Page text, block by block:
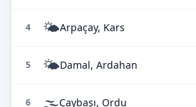
4 🌤️Arpaçay, Kars
5 🌤️Damal, Ardahan
6 🌫️Çaybaşı, Ordu